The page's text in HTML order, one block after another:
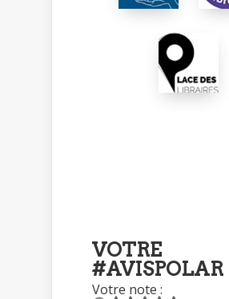
VOTRE
#AVISPOLAR
Votre note :